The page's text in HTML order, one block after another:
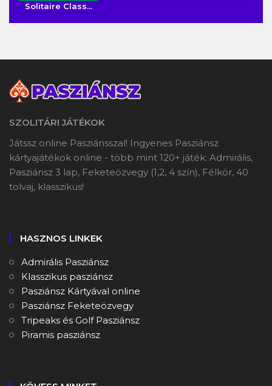
Solitaire Class...
SZOLITÁRI JÁTÉKOK
Játssz online Pasziánsszal! Ingyenes Pasziánsz
kártyajátékok online - több mint 120+ játék: Admirális,
Pasziánsz 3 lap, Feketeözvegy (1,2, 4 szín), Félkör, 40
tolvaj, klasszikus!
HASZNOS LINKEK
Admirális Pasziánsz
Klasszikus pasziánsz
Pasziánsz Kártyával online
Pasziánsz Feketeözvegy
Tripeaks és Golf Pasziánsz
Piramis pasziánsz